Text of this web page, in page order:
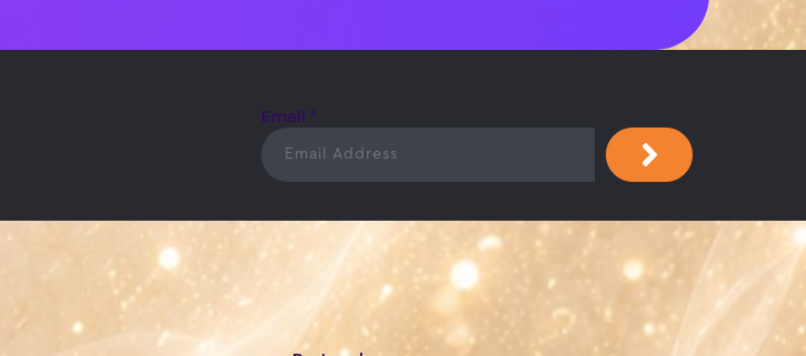
Email *